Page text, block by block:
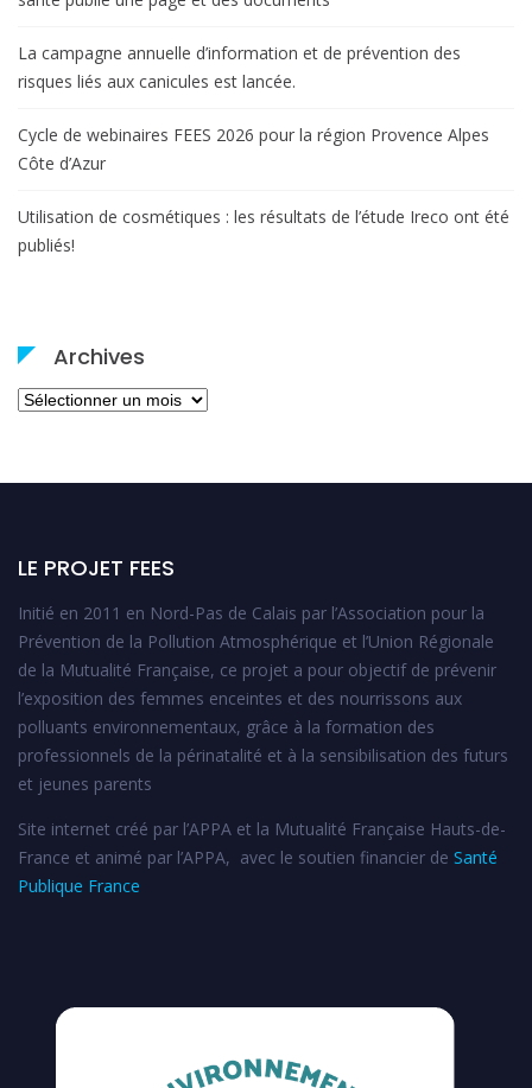
La campagne annuelle d’information et de prévention des
risques liés aux canicules est lancée.
Cycle de webinaires FEES 2026 pour la région Provence Alpes
Côte d’Azur
Utilisation de cosmétiques : les résultats de l’étude Ireco ont été
publiés!
Archives
Archives
LE PROJET FEES
Initié en 2011 en Nord-Pas de Calais par l’Association pour la
Prévention de la Pollution Atmosphérique et l’Union Régionale
de la Mutualité Française, ce projet a pour objectif de prévenir
l’exposition des femmes enceintes et des nourrissons aux
polluants environnementaux, grâce à la formation des
professionnels de la périnatalité et à la sensibilisation des futurs
et jeunes parents
Site internet créé par l’APPA et la Mutualité Française Hauts-de-
France et animé par l’APPA, avec le soutien financier de Santé
Publique France